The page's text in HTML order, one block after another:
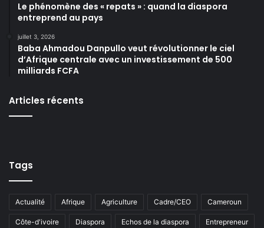
Le phénomène des « repats » : quand la diaspora
entreprend au pays
juillet 3, 2026
Baba Ahmadou Danpullo veut révolutionner le ciel
d’Afrique centrale avec un investissement de 500
milliards FCFA
Articles récents
Tags
Actualité Afrique Agriculture Cadre/CEO Cameroun
Côte-d'ivoire Diaspora Echos de la diaspora Entrepreneur